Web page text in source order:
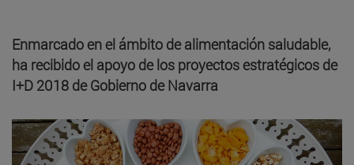
Enmarcado en el ámbito de alimentación saludable,
ha recibido el apoyo de los proyectos estratégicos de
I+D 2018 de Gobierno de Navarra